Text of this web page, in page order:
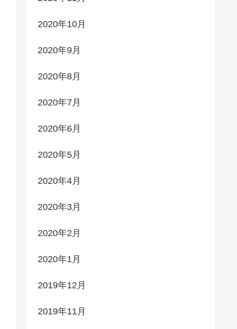
2020年10月
2020年9月
2020年8月
2020年7月
2020年6月
2020年5月
2020年4月
2020年3月
2020年2月
2020年1月
2019年12月
2019年11月